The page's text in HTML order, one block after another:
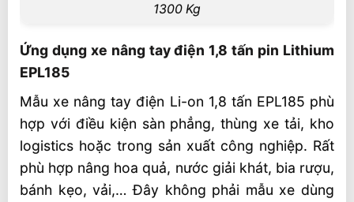
1300 Kg
Ứng dụng xe nâng tay điện 1,8 tấn pin Lithium
EPL185
Mẫu xe nâng tay điện Li-on 1,8 tấn EPL185 phù
hợp với điều kiện sàn phẳng, thùng xe tải, kho
logistics hoặc trong sản xuất công nghiệp. Rất
phù hợp nâng hoa quả, nước giải khát, bia rượu,
bánh kẹo, vải,… Đây không phải mẫu xe dùng